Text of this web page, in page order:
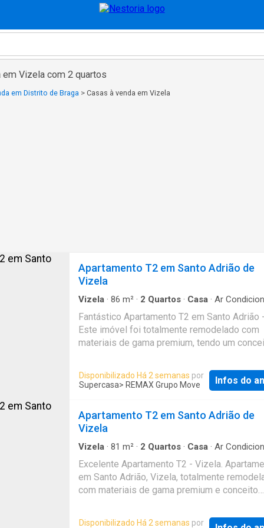
em Vizela com 2 quartos
em Distrito de Braga > Casas à venda em Vizela
Apartamento T2 em Santo Adrião de
Vizela
Vizela · 86 m² · 2 Quartos · Casa · Ar
Fantástico Apartamento T2 em Santo Adrião
Este imóvel foi totalmente remodelado com
materiais de gama premium, tendo um
ampla, equipada com roupeiro embutido, e
segundo quarto igualmente acolhedor,
com roupeiro embutido, servido por uma
cozinha em conceito open space, criam um
ambiente amplo e luminoso, contando ainda
uma despensa para maior organização. O
apartamento possui pré-instalação de ar
condicionado, garantindo conforto térmico e
eficiência. O prédio foi recentemente
exteriormente pelo condomínio, com
conforto geral. A rua envolvente também foi
Disponibilizado Há 2 semanas por
Supercasa> REMAX Grupo Move Infos do
Apartamento T2 em Santo Adrião de
Vizela
Vizela · 81 m² · 2 Quartos · Casa · Ar
Excelente Apartamento T2 - Vizela.
em Santo Adrião, Vizela, totalmente
com materiais de gama premium e conceito
equipada com roupeiro embutido, e de um
Disponibilizado Há 2 semanas por